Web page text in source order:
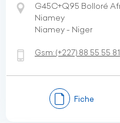
G45C+Q95 Bolloré
Niamey
Niamey - Niger
Gsm:(+227) 88 55 55 81
Fiche